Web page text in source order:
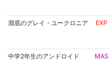
淵底のグレイ・ユークロニア EXP
中学2年生のアンドロイド MAS